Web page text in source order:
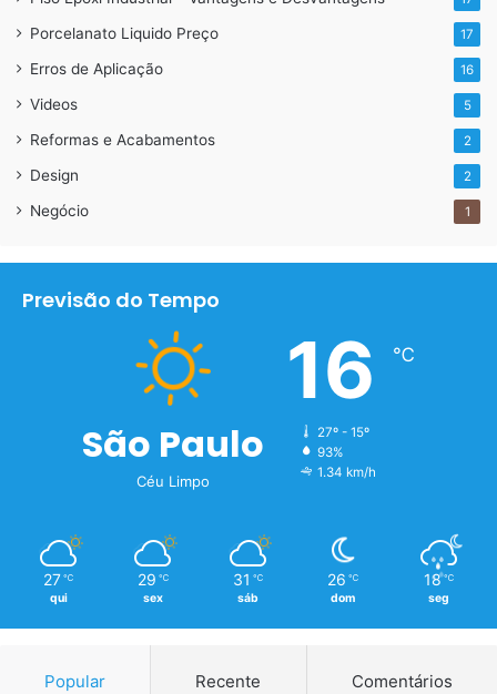
Porcelanato Liquido Preço 17
Erros de Aplicação 16
Videos 5
Reformas e Acabamentos 2
Design 2
Negócio 1
Previsão do Tempo
São Paulo
Céu Limpo
16 ℃
27º - 15º
93%
1.34 km/h
27 ℃
qui
29 ℃
sex
31 ℃
sáb
26 ℃
dom
18 ℃
seg
Popular Recente Comentários